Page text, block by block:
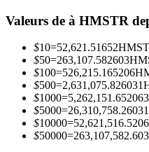
Information
Analyse de
commerciales, etc.
Valeurs de à HMSTR
$10=52,621.51652
$50=263,107.582603
$100=526,215.165206
$500=2,631,075.826031
$1000=5,262,151.652063
$5000=
$10000=
$50000=